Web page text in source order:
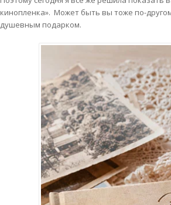
кинопленка». Может быть вы тоже по-
душевным подарком.